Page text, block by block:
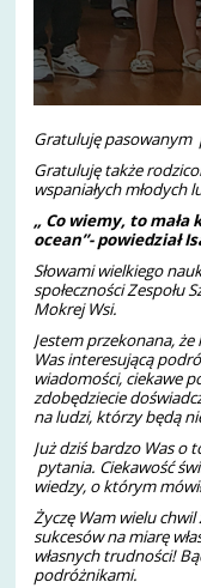
Gratuluję pasowanym
Gratuluję także
wspaniałych młodych
„ Co wiemy, to
ocean”- powiedział
Słowami wielkiego
społeczności Zespołu
Mokrej Wsi.
Jestem przekonana,
Was interesującą
wiadomości, ciekawe
zdobędziecie
na ludzi, którzy będą
Już dziś bardzo Was o
pytania. Ciekawość
wiedzy, o którym
Życzę Wam wielu chwil
sukcesów na miarę
własnych trudności!
podróżnikami.